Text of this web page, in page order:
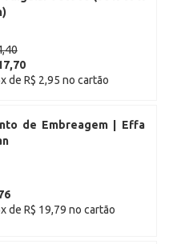
de R$ 2,95 no cartão
de Embreagem | Effa
de R$ 19,79 no cartão